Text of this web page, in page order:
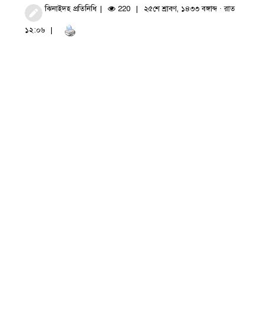
ঝিনাইদহ প্রতিনিধি 220 ২৫শে শ্রাবণ, ১৪৩৩ বঙ্গাব্দ · রাত
১২:০৬